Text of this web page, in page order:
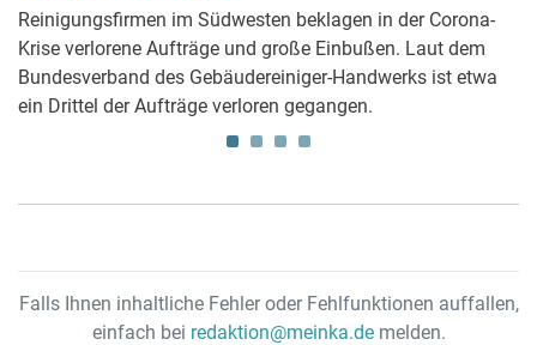
Reinigungsfirmen im Südwesten beklagen in der Corona-
Krise verlorene Aufträge und große Einbußen. Laut dem
Bundesverband des Gebäudereiniger-Handwerks ist etwa
ein Drittel der Aufträge verloren gegangen.
Falls Ihnen inhaltliche Fehler oder Fehlfunktionen auffallen,
einfach bei redaktion@meinka.demelden.